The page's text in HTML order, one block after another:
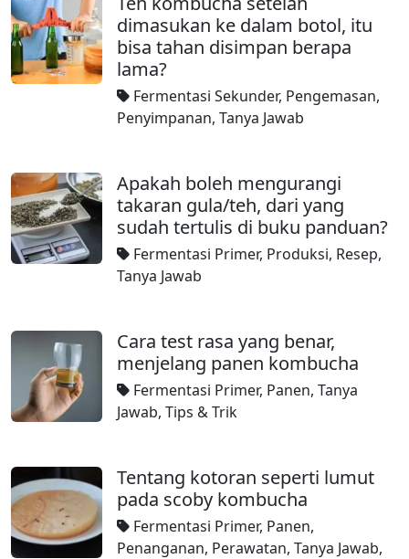
dimasukan ke dalam botol, itu
bisa tahan disimpan berapa
lama?
Fermentasi Sekunder, Pengemasan,
Penyimpanan, Tanya Jawab
Apakah boleh mengurangi
takaran gula/teh, dari yang
sudah tertulis di buku panduan?
Fermentasi Primer, Produksi, Resep,
Tanya Jawab
Cara test rasa yang benar,
menjelang panen kombucha
Fermentasi Primer, Panen, Tanya
Jawab, Tips & Trik
Tentang kotoran seperti lumut
pada scoby kombucha
Fermentasi Primer, Panen,
Penanganan, Perawatan, Tanya Jawab,